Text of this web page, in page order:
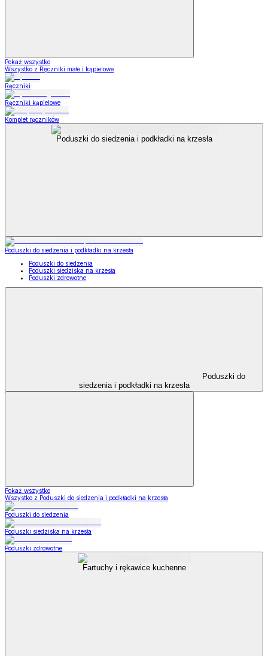
Pokaż wszystko
Wszystko z Ręczniki małe i kąpielowe
Ręczniki
Ręczniki kąpielowe
Komplet ręczników
Poduszki do siedzenia i podkładki na krzesła
Poduszki do siedzenia i podkładki na krzesła
Poduszki do siedzenia
Poduszki siedziska na krzesła
Poduszki zdrowotne
Poduszki do
siedzenia i podkładki na krzesła
Pokaż wszystko
Wszystko z Poduszki do siedzenia i podkładki na krzesła
Poduszki do siedzenia
Poduszki siedziska na krzesła
Poduszki zdrowotne
Fartuchy i rękawice kuchenne